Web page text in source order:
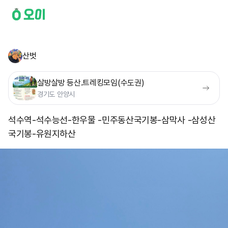
산벗
살방살방 등산.트레킹모임(수도권)
경기도 안양시
석수역-석수능선-한우물 -민주동산국기봉-삼막사 -삼성산
국기봉-유원지하산